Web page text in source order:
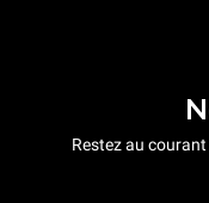
Restez au